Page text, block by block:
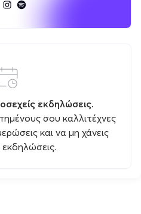
εκδηλώσεις.
σου καλλιτέχνες
και να μη χάνεις